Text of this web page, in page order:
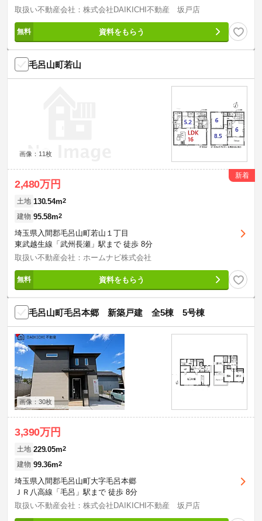
取扱い不動産会社：株式会社DAIKICHI不動産 坂戸店
資料をもらう
毛呂山町若山
画像：11枚
2,480万円
新着
土地 130.54m2
建物 95.58m2
埼玉県入間郡毛呂山町若山１丁目
東武越生線「武州長瀬」駅まで 徒歩 8分
取扱い不動産会社：ホームナビ株式会社
資料をもらう
毛呂山町毛呂本郷 新築戸建 全5棟 5号棟
画像：30枚
3,390万円
土地 229.05m2
建物 99.36m2
埼玉県入間郡毛呂山町大字毛呂本郷
ＪＲ八高線「毛呂」駅まで 徒歩 8分
取扱い不動産会社：株式会社DAIKICHI不動産 坂戸店